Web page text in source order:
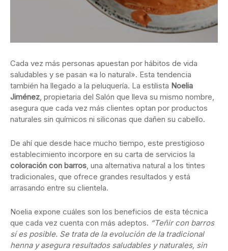
Cada vez más personas apuestan por hábitos de vida
saludables y se pasan «a lo natural». Esta tendencia
también ha llegado a la peluquería. La estilista Noelia
Jiménez, propietaria del Salón que lleva su mismo nombre,
asegura que cada vez más clientes optan por productos
naturales sin químicos ni siliconas que dañen su cabello.
De ahí que desde hace mucho tiempo, este prestigioso
establecimiento incorpore en su carta de servicios la
coloración con barros, una alternativa natural a los tintes
tradicionales, que ofrece grandes resultados y está
arrasando entre su clientela.
Noelia expone cuáles son los beneficios de esta técnica
que cada vez cuenta con más adeptos. “Teñir con barros
sí es posible. Se trata de la evolución de la tradicional
henna y asegura resultados saludables y naturales, sin